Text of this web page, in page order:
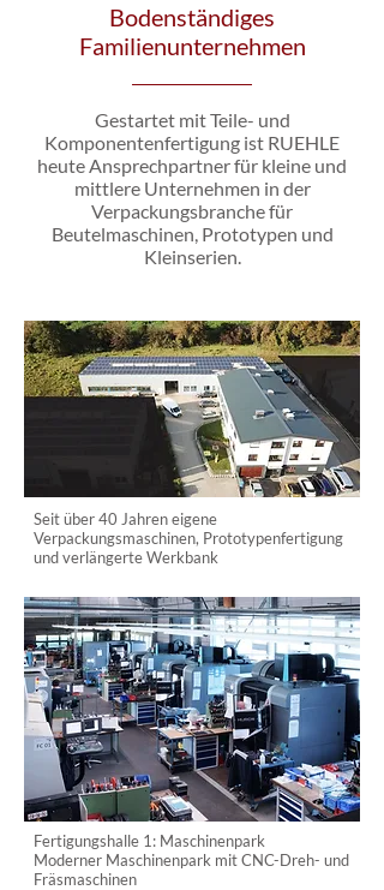
Bodenständiges
Familienunternehmen
Gestartet mit Teile- und
Komponentenfertigung ist RUEHLE
heute Ansprechpartner für kleine und
mittlere Unternehmen in der
Verpackungsbranche für
Beutelmaschinen, Prototypen und
Kleinserien.
Seit über 40 Jahren eigene
Verpackungsmaschinen, Prototypenfertigung
und verlängerte Werkbank
Fertigungshalle 1: Maschinenpark
Moderner Maschinenpark mit CNC-Dreh- und
Fräsmaschinen